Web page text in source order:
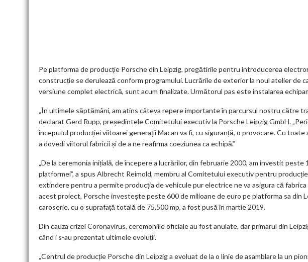
k
p
m
o
o
k
m
ar
Pe platforma de producție Porsche din Leipzig, pregătirile pentru introducerea
construcție se derulează conform programului. Lucrările de exterior la noul atelier de
versiune complet electrică, sunt acum finalizate. Următorul pas este instalarea
„În ultimele săptămâni, am atins câteva repere importante în parcursul nostru către
declarat Gerd Rupp, președintele Comitetului executiv la Porsche Leipzig GmbH.
începutul producției viitoarei generații Macan va fi, cu siguranță, o provocare. Cu
a dovedi viitorul fabricii și de a ne reafirma coeziunea ca echipă.”
„De la ceremonia inițială, de începere a lucrărilor, din februarie 2000, am investit
platformei”, a spus Albrecht Reimold, membru al Comitetului executiv pentru
extindere pentru a permite producția de vehicule pur electrice ne va asigura că
acest proiect, Porsche investește peste 600 de milioane de euro pe platforma sa din
caroserie, cu o suprafață totală de 75.500 mp, a fost pusă în martie 2019.
Din cauza crizei Coronavirus, ceremoniile oficiale au fost anulate, dar primarul din
când i s-au prezentat ultimele evoluții.
„Centrul de producție Porsche din Leipzig a evoluat de la o linie de asamblare la un